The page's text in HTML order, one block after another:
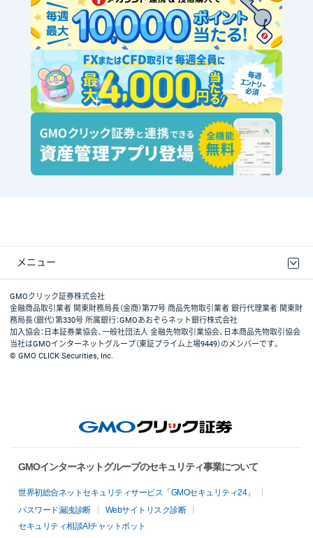
メニュー
取引規程・約款
最良執行方針
ディスクレイマー
リスク説明
GMOクリック証券ホームページ
GMOクリック証券株式会社
金融商品取引業者 関東財務局長（金商）第77号 商品先物取引業者 銀行代理業者 関東財
務局長（銀代）第330号 所属銀行：GMOあおぞらネット銀行株式会社
加入協会：日本証券業協会、一般社団法人 金融先物取引業協会、日本商品先物取引協会
当社はGMOインターネットグループ（東証プライム上場9449）のメンバーです。
© GMO CLICK Securities, Inc.
GMOインターネットグループのセキュリティ事業について
世界初総合ネットセキュリティサービス「GMOセキュリティ24」
パスワード漏洩診断
Webサイトリスク診断
セキュリティ相談AIチャットボット